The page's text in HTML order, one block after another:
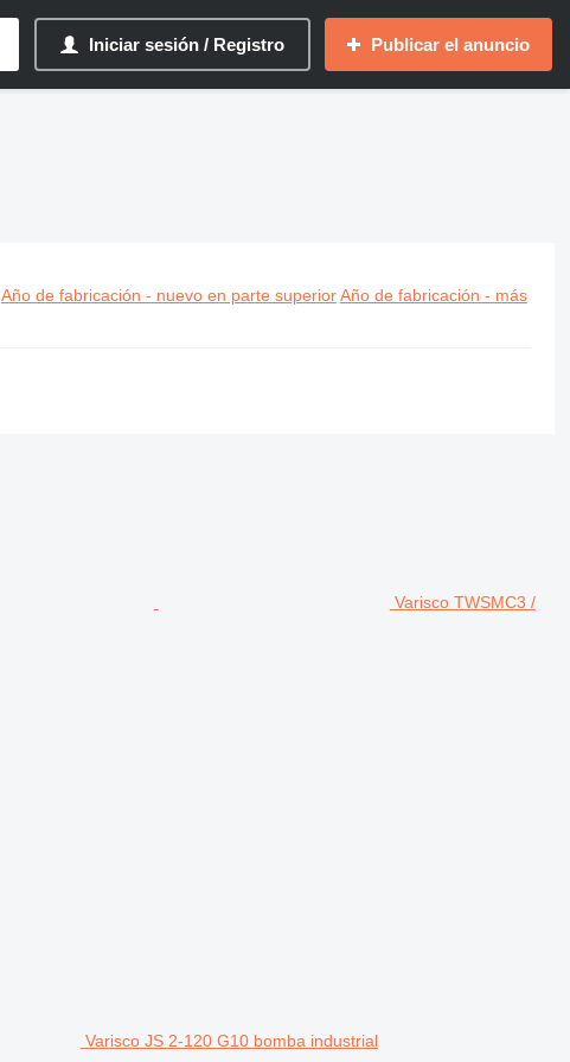
Iniciar sesión / Registro Publicar el anuncio
Año de fabricación - nuevo en parte superior Año de fabricación - más
Varisco TWSMC3 /
Varisco JS 2-120 G10 bomba industrial